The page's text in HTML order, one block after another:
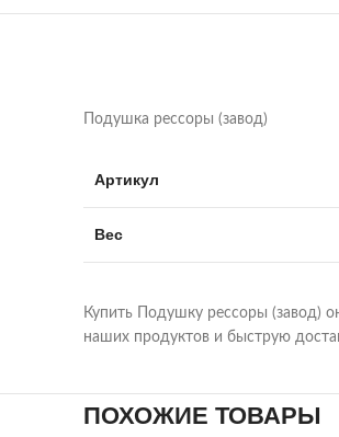
Подушка рессоры (завод)
Артикул
Вес
Купить Подушку рессоры (завод)
наших продуктов и быструю
ПОХОЖИЕ ТОВАРЫ